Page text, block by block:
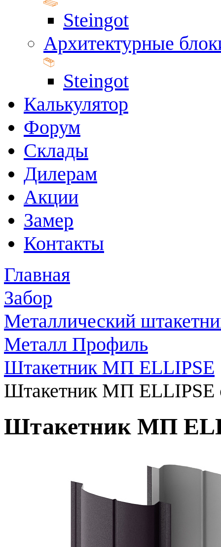
Steingot
Архитектурные
Steingot
Калькулятор
Форум
Склады
Дилерам
Акции
Замер
Контакты
Главная
Забор
Металлический
Металл Профиль
Штакетник МП ELLIPSE
Штакетник МП ELLIPSE
Штакетник МП